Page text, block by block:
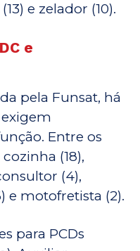
e zelador (10).
e
pela Funsat, há
Entre os
(18),
(4),
e motofretista (2).
para PCDs